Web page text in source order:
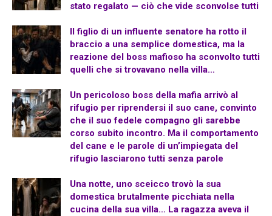
stato regalato — ciò che vide sconvolse tutti
Il figlio di un influente senatore ha rotto il
braccio a una semplice domestica, ma la
reazione del boss mafioso ha sconvolto tutti
quelli che si trovavano nella villa…
Un pericoloso boss della mafia arrivò al
rifugio per riprendersi il suo cane, convinto
che il suo fedele compagno gli sarebbe
corso subito incontro. Ma il comportamento
del cane e le parole di un’impiegata del
rifugio lasciarono tutti senza parole
Una notte, uno sceicco trovò la sua
domestica brutalmente picchiata nella
cucina della sua villa… La ragazza aveva il